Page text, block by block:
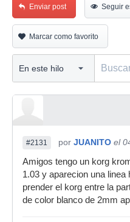
Enviar post Seguir
Marcar como favorito
#2131 por JUANITO el
Amigos tengo un korg
1.03 y aparecion una
prender el korg entre la
de color blanco de 2mm